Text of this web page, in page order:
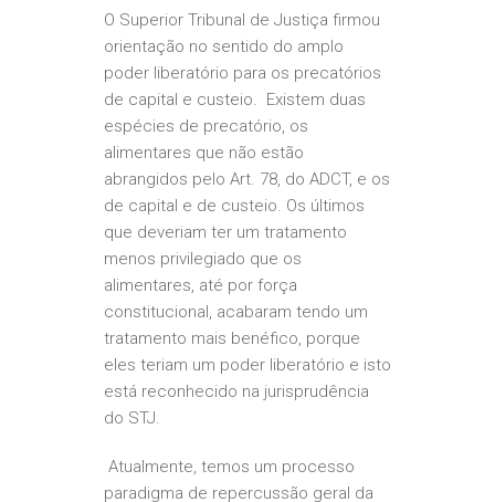
O Superior Tribunal de Justiça firmou
orientação no sentido do amplo
poder liberatório para os precatórios
de capital e custeio. Existem duas
espécies de precatório, os
alimentares que não estão
abrangidos pelo Art. 78, do ADCT, e os
de capital e de custeio. Os últimos
que deveriam ter um tratamento
menos privilegiado que os
alimentares, até por força
constitucional, acabaram tendo um
tratamento mais benéfico, porque
eles teriam um poder liberatório e isto
está reconhecido na jurisprudência
do STJ.
Atualmente, temos um processo
paradigma de repercussão geral da